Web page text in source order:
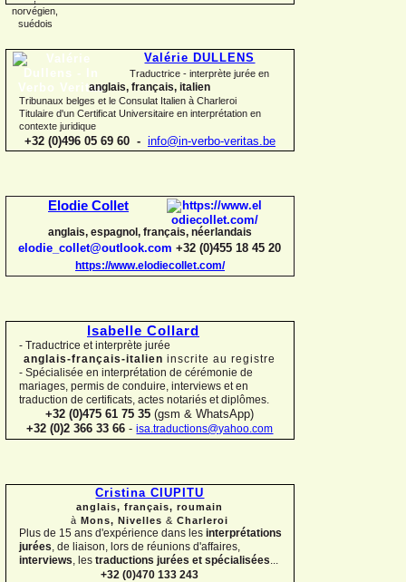
Valérie DULLENS
Traductrice - interprète jurée en
anglais, français, italien
Tribunaux belges et le Consulat Italien à Charleroi
Titulaire d'un Certificat Universitaire en interprétation en
contexte juridique
+32 (0)496 05 69 60 - info@in-verbo-veritas.be
Elodie Collet
anglais, espagnol, français, néerlandais
elodie_collet@outlook.com +32 (0)455 18 45 20
https://www.elodiecollet.com/
Isabelle Collard
- Traductrice et interprète jurée
anglais-français-italien inscrite au registre
- Spécialisée en interprétation de cérémonie de
mariages, permis de conduire, interviews et en
traduction de certificats, actes notariés et diplômes.
+32 (0)475 61 75 35 (gsm & WhatsApp)
+32 (0)2 366 33 66- isa.traductions@yahoo.com
Cristina CIUPITU
anglais, français, roumain
àMons, Nivelles& Charleroi
Plus de 15 ans d'expérience dans les interprétations
jurées , de liaison, lors de réunions d'affaires,
interviews , les traductions jurées et spécialisées
+32 (0)470 133 243